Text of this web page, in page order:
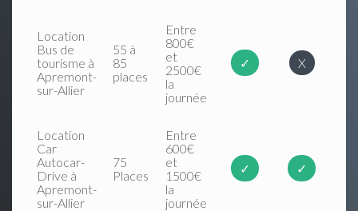
Location
Bus de
tourisme à
Apremont-
sur-Allier
55 à
85
places
Entre
800€
et
2500€
la
journée
✓ X
Location
Car
Autocar-
Drive à
Apremont-
sur-Allier
75
Places
Entre
600€
et
1500€
la
journée
✓ ✓